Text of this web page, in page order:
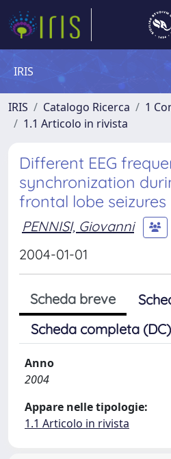
IRIS
IRIS Catalogo Ricerca
1
1.1 Articolo in rivista
Different EEG
synchronization
frontal lobe seizures
PENNISI, Giovanni
2004-01-01
Scheda breve
Scheda completa (DC)
Anno
2004
Appare nelle tipologie:
1.1 Articolo in rivista